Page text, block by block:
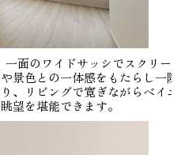
面のワイドサッシでスクリー
景色との一体感をもたらし一際
、リビングで寛ぎながらベイエ
望を堪能できます。